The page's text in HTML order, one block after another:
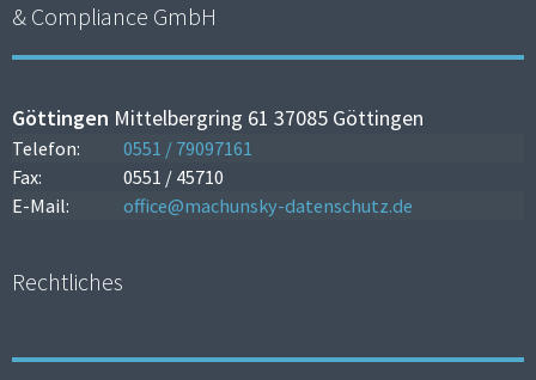
& Compliance GmbH
Göttingen Mittelbergring 61 37085 Göttingen
Telefon:
0551 / 79097161
Fax:
0551 / 45710
E-Mail:
office@machunsky-datenschutz.de
Rechtliches